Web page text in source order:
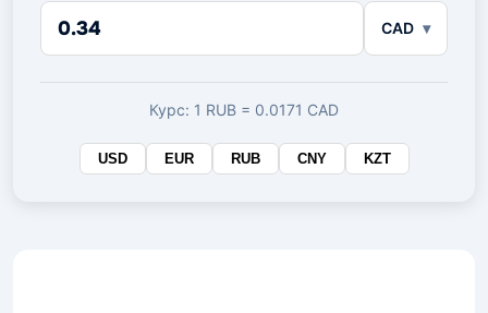
Сумма
целевой
валюте
CAD
Курс: 1 RUB = 0.0171 CAD
USD EUR RUB CNY KZT